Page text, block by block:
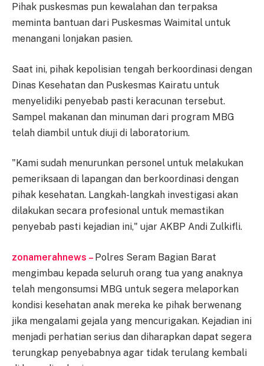
Pihak puskesmas pun kewalahan dan terpaksa
meminta bantuan dari Puskesmas Waimital untuk
menangani lonjakan pasien.
Saat ini, pihak kepolisian tengah berkoordinasi dengan
Dinas Kesehatan dan Puskesmas Kairatu untuk
menyelidiki penyebab pasti keracunan tersebut.
Sampel makanan dan minuman dari program MBG
telah diambil untuk diuji di laboratorium.
"Kami sudah menurunkan personel untuk melakukan
pemeriksaan di lapangan dan berkoordinasi dengan
pihak kesehatan. Langkah-langkah investigasi akan
dilakukan secara profesional untuk memastikan
penyebab pasti kejadian ini," ujar AKBP Andi Zulkifli.
zonamerahnews – Polres Seram Bagian Barat
mengimbau kepada seluruh orang tua yang anaknya
telah mengonsumsi MBG untuk segera melaporkan
kondisi kesehatan anak mereka ke pihak berwenang
jika mengalami gejala yang mencurigakan. Kejadian ini
menjadi perhatian serius dan diharapkan dapat segera
terungkap penyebabnya agar tidak terulang kembali